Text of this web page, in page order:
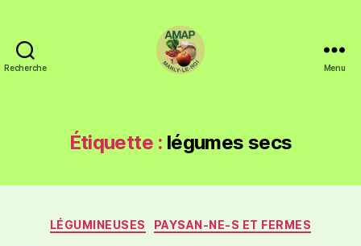
Recherche Menu
Étiquette : légumes secs
LÉGUMINEUSES PAYSAN-NE-S ET FERMES